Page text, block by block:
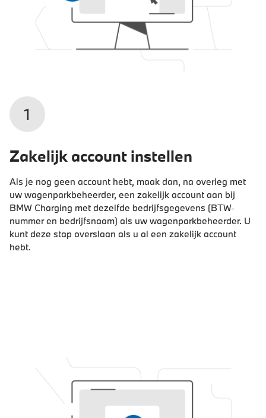
1
Zakelijk account instellen
Als je nog geen account hebt, maak dan, na overleg met
uw wagenparkbeheerder, een zakelijk account aan bij
BMW Charging met dezelfde bedrijfsgegevens (BTW-
nummer en bedrijfsnaam) als uw wagenparkbeheerder. U
kunt deze stap overslaan als u al een zakelijk account
hebt.